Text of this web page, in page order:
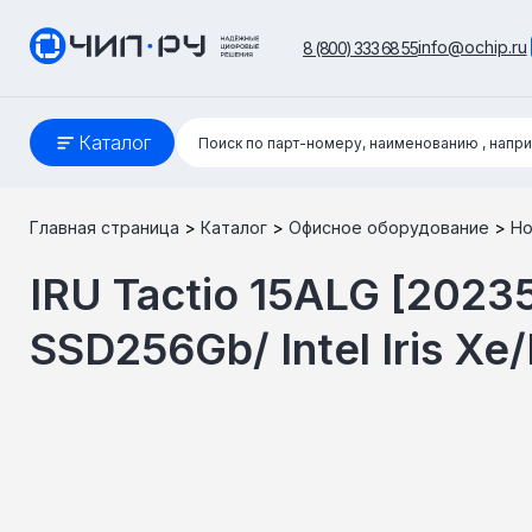
8 (800) 333 68 55info@ochip.ru
Каталог
Поиск:
Поиск по парт-номеру, наименованию ,
Главная страница > Каталог > Офисное оборудование >
IRU Tactio 15ALG
SSD256Gb/ Intel Iris Xe/